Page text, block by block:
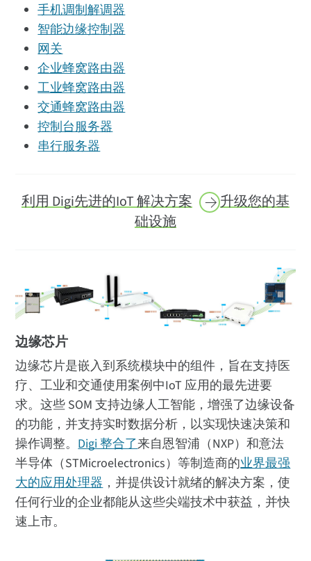
手机调制解调器
智能边缘控制器
网关
企业蜂窝路由器
工业蜂窝路由器
交通蜂窝路由器
控制台服务器
串行服务器
利用 Digi先进的IoT 解决方案
升级您的基
础设施
边缘芯片
边缘芯片是嵌入到系统模块中的组件，旨在支持医
疗、工业和交通使用案例中IoT 应用的最先进要
求。这些 SOM 支持边缘人工智能，增强了边缘设备
的功能，并支持实时数据分析，以实现快速决策和
操作调整。 Digi 整合了来自恩智浦（NXP）和意法
半导体（STMicroelectronics）等制造商的业界最强
大的应用处理器 ，并提供设计就绪的解决方案，使
任何行业的企业都能从这些尖端技术中获益，并快
速上市。